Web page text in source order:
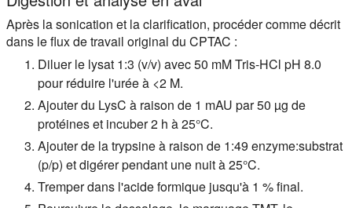
Après la sonication et la clarification, procéder comme décrit
dans le flux de travail original du CPTAC :
Diluer le lysat 1:3 (v/v) avec 50 mM Tris-HCl pH 8.0
pour réduire l'urée à <2 M.
Ajouter du LysC à raison de 1 mAU par 50 µg de
protéines et incuber 2 h à 25°C.
Ajouter de la trypsine à raison de 1:49 enzyme:substrat
(p/p) et digérer pendant une nuit à 25°C.
Tremper dans l'acide formique jusqu'à 1 % final.